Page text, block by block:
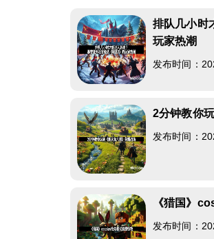
排队几小时
玩家热潮
发布时间：
2分钟教你
发布时间：
《猎国》
发布时间：